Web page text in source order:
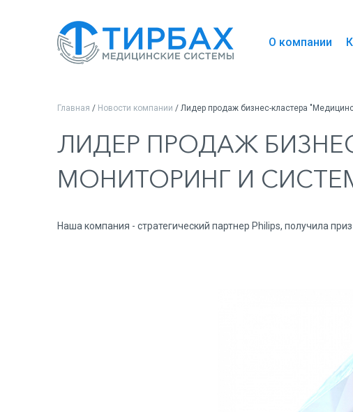
О компании
Главная / Новости компании / Лидер продаж бизнес-кластера
ЛИДЕР ПРОДАЖ
МОНИТОРИНГ И
Наша компания - стратегический партнер Philips, получила